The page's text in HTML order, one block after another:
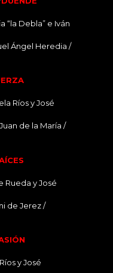
“la Debla” e Iván
Ángel Heredia /
Ríos y José
de la María /
Rueda y José
de Jerez /
y José